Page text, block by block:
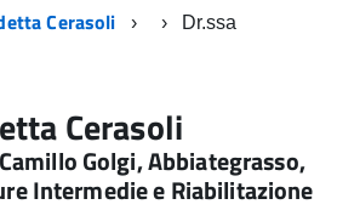
Cerasoli
Dr.ssa
Cerasoli
Golgi, Abbiategrasso,
Intermedie e Riabilitazione